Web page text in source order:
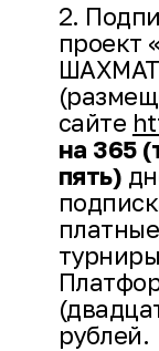
2.
проект
сайте
на 365
пять)
рублей.